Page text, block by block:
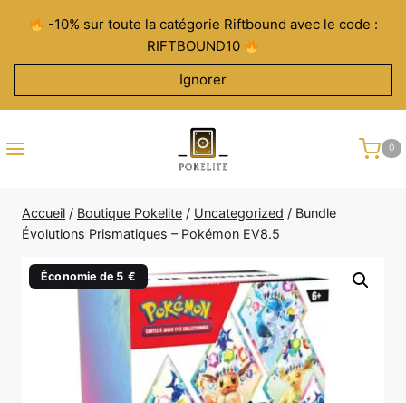
contenu
-10% sur toute la catégorie Riftbound avec le code :
RIFTBOUND10
Ignorer
0
Accueil / Boutique Pokelite / Uncategorized / Bundle
Évolutions Prismatiques – Pokémon EV8.5
Économie de 5 €